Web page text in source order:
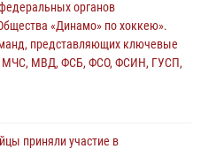
Росгвардии, Псковские
органов
«Динамо» по хоккею».
представляющих ключевые
МЧС, МВД, ФСБ, ФСО, ФСИН, ГУСП,
приняли участие в